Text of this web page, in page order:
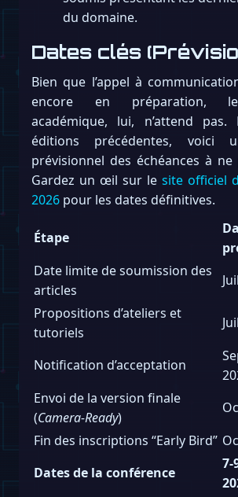
du domaine.
Dates clés
Bien que l’appel à
encore en préparation,
académique, lui, n’attend
éditions précédentes, voici
prévisionnel des échéances à ne
Gardez un œil sur le site officiel
2026 pour les dates définitives.
Étape
Date limite de soumission des
articles
Propositions d’ateliers et
tutoriels
Notification d’acceptation
Envoi de la version finale
(Camera-Ready)
Fin des inscriptions “Early Bird”
Dates de la conférence
7-